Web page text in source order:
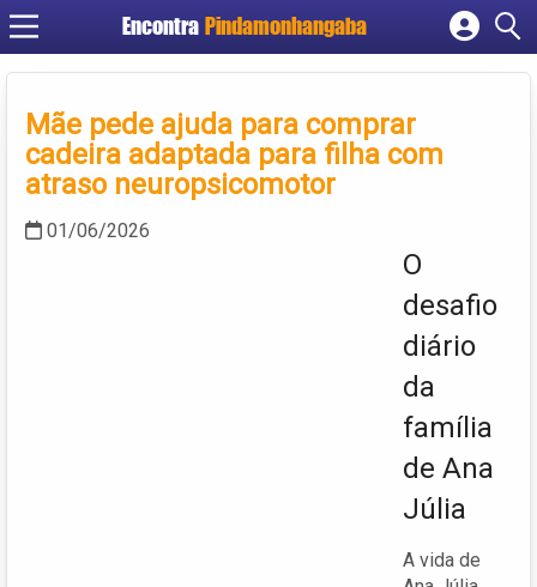
Encontra Pindamonhangaba
Cadastrar empresa
Criar conta
Mãe pede ajuda para comprar
cadeira adaptada para filha com
atraso neuropsicomotor
01/06/2026
O
desafio
diário
da
família
de Ana
Júlia
A vida de